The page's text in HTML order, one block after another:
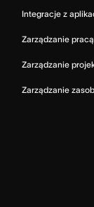
Integracje z
Zarządzanie
Zarządzanie
Zarządzanie